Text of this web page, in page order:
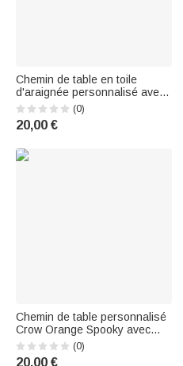
Chemin de table en toile
d'araignée personnalisé avec
nom et texte Décoration de la
maison Pendaison de
crémaillère Cadeau
les amis
(0)
20,00 €
Chemin de table personnalisé
Crow Orange Spooky avec
initiales Décoration de la
maison Pendaison de
(0)
20,00 €